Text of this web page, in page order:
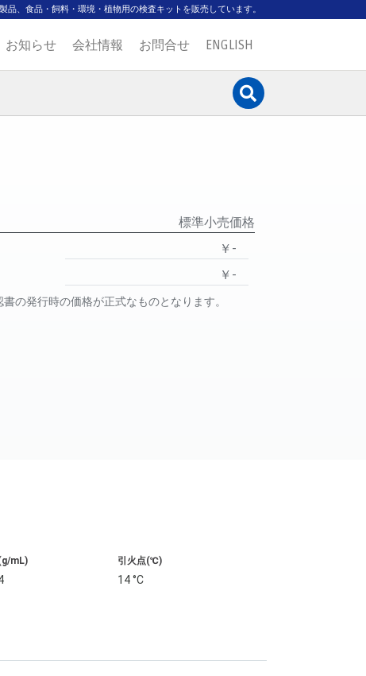
、食品・飼料・環境・植物用の検査キットを販売しています。
お知らせ 会社情報 お問合せ ENGLISH
標準小売価格
￥-
￥-
の発行時の価格が正式なものとなります。
mL) 引火点(℃)
14 °C